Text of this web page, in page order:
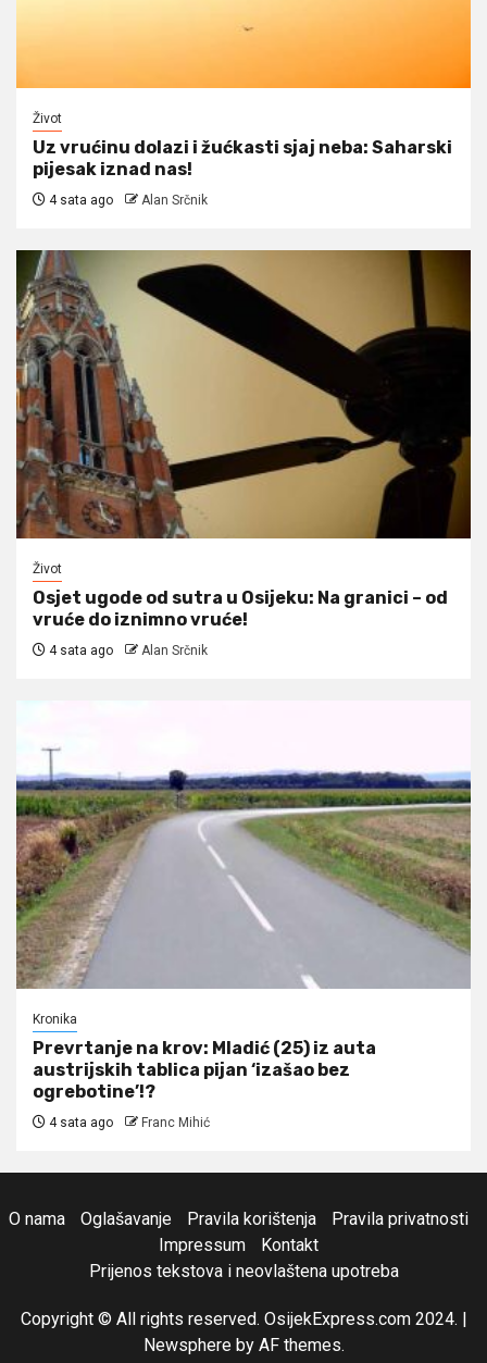
Život
Uz vrućinu dolazi i žućkasti sjaj neba: Saharski
pijesak iznad nas!
4 sata ago Alan Srčnik
Život
Osjet ugode od sutra u Osijeku: Na granici – od
vruće do iznimno vruće!
4 sata ago Alan Srčnik
Kronika
Prevrtanje na krov: Mladić (25) iz auta
austrijskih tablica pijan ‘izašao bez
ogrebotine’!?
4 sata ago Franc Mihić
O nama Oglašavanje Pravila korištenja
Pravila privatnosti
Impressum
Kontakt
Prijenos tekstova i neovlaštena upotreba
Copyright © All rights reserved. OsijekExpress.com 2024. |
Newsphereby AF themes.